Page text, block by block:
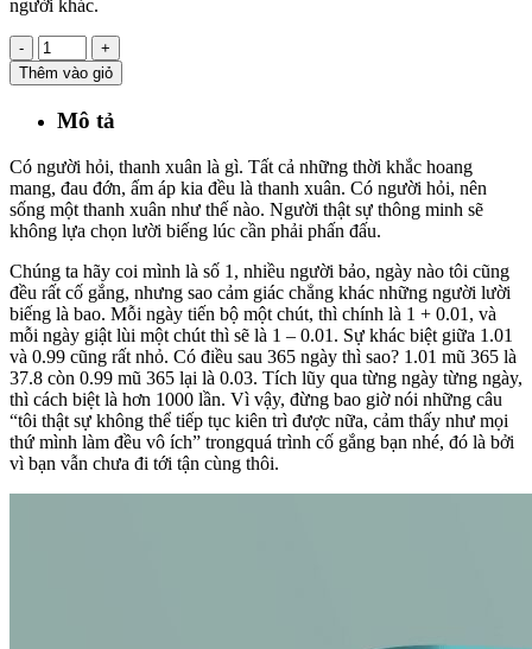
người khác.
-
+
Thêm vào giỏ
Mô tả
Có người hỏi, thanh xuân là gì. Tất cả những thời khắc hoang
mang, đau đớn, ấm áp kia đều là thanh xuân. Có người hỏi, nên
sống một thanh xuân như thế nào. Người thật sự thông minh sẽ
không lựa chọn lười biếng lúc cần phải phấn đấu.
Chúng ta hãy coi mình là số 1, nhiều người bảo, ngày nào tôi cũng
đều rất cố gắng, nhưng sao cảm giác chẳng khác những người lười
biếng là bao. Mỗi ngày tiến bộ một chút, thì chính là 1 + 0.01, và
mỗi ngày giật lùi một chút thì sẽ là 1 – 0.01. Sự khác biệt giữa 1.01
và 0.99 cũng rất nhỏ. Có điều sau 365 ngày thì sao? 1.01 mũ 365 là
37.8 còn 0.99 mũ 365 lại là 0.03. Tích lũy qua từng ngày từng ngày,
thì cách biệt là hơn 1000 lần. Vì vậy, đừng bao giờ nói những câu
“tôi thật sự không thể tiếp tục kiên trì được nữa, cảm thấy như mọi
thứ mình làm đều vô ích” trongquá trình cố gắng bạn nhé, đó là bởi
vì bạn vẫn chưa đi tới tận cùng thôi.